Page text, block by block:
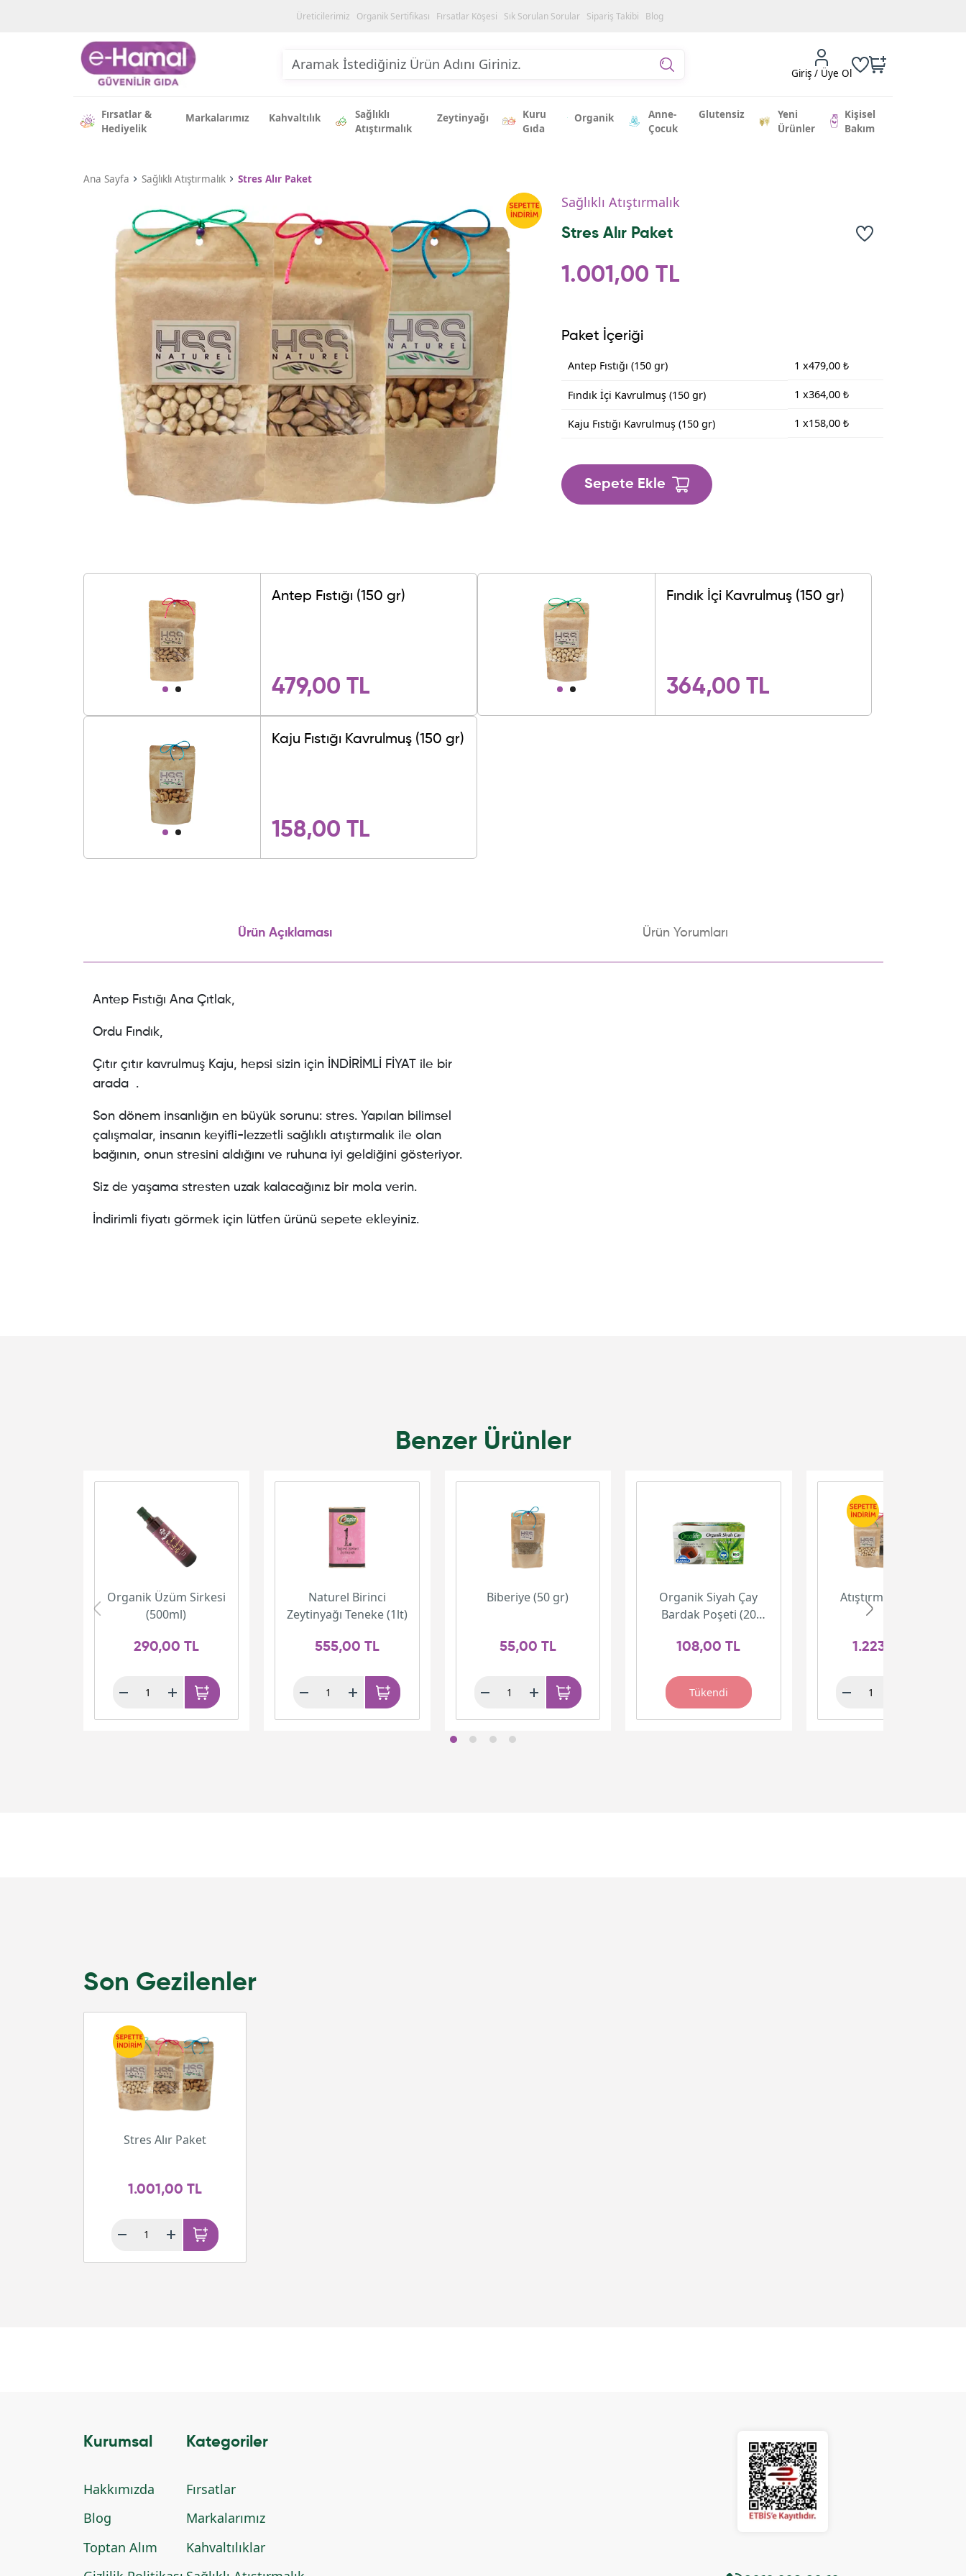
Üreticilerimiz Organik Sertifikası Fırsatlar Köşesi Sık Sorulan Sorular Sipariş Takibi Blog
Giriş / Üye Ol
Fırsatlar &
Hediyelik
Markalarımız Kahvaltılık
Sağlıklı
Atıştırmalık
Zeytinyağı
Kuru
Gıda
Organik
Anne-
Çocuk
Glutensiz
Yeni
Ürünler
Kişisel
Bakım
Ana Sayfa Sağlıklı Atıştırmalık Stres Alır Paket
Sağlıklı Atıştırmalık
Stres Alır Paket
1.001,00 TL
Paket İçeriği
Antep Fıstığı (150 gr) 1 x479,00₺
Fındık İçi Kavrulmuş (150 gr) 1 x364,00₺
Kaju Fıstığı Kavrulmuş (150 gr) 1 x158,00₺
Sepete Ekle
Antep Fıstığı (150 gr)
479,00 TL
Fındık İçi Kavrulmuş (150 gr)
364,00 TL
Kaju Fıstığı Kavrulmuş (150 gr)
158,00 TL
Ürün Açıklaması Ürün Yorumları
Antep Fıstığı Ana Çıtlak,
Ordu Fındık,
Çıtır çıtır kavrulmuş Kaju, hepsi sizin için İNDİRİMLİ FİYAT ile bir
arada .
Son dönem insanlığın en büyük sorunu: stres. Yapılan bilimsel
çalışmalar, insanın keyifli-lezzetli sağlıklı atıştırmalık ile olan
bağının, onun stresini aldığını ve ruhuna iyi geldiğini gösteriyor.
Siz de yaşama stresten uzak kalacağınız bir mola verin.
İndirimli fiyatı görmek için lütfen ürünü sepete ekleyiniz.
Benzer Ürünler
Organik Üzüm Sirkesi
(500ml)
290,00 TL
Naturel Birinci
Zeytinyağı Teneke (1lt)
555,00 TL
Biberiye (50 gr)
55,00 TL
Organik Siyah Çay
Bardak Poşeti (20
108,00 TL
Tükendi
Atıştırmalık Paketi
1.223,00 TL
Son Gezilenler
Stres Alır Paket
1.001,00 TL
Kurumsal
Hakkımızda
Blog
Toptan Alım
Kategoriler
Fırsatlar
Markalarımız
Kahvaltılıklar